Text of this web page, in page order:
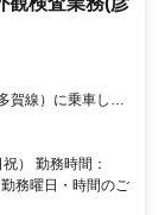
賀線）に乗車し、
） 勤務時間：
務曜日・時間のご